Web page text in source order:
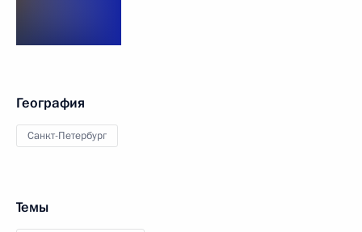
География
Санкт-Петербург
Темы